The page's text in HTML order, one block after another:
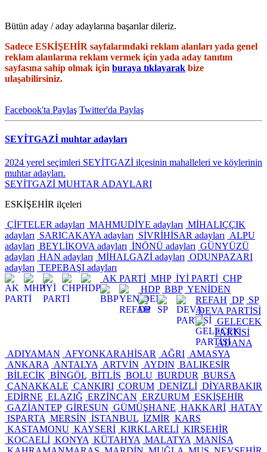
Bütün aday / aday adaylarına başarılar dileriz.
Sadece ESKİŞEHİR sayfalarındaki reklam alanları yada genel
reklam alanlarına reklam vermek için yada aday tanıtım
sayfasına sahip olmak için buraya tıklayarak bize
ulaşabilirsiniz.
Facebook'ta Paylaş Twitter'da Paylaş
SEYİTGAZİ muhtar adayları
2024 yerel seçimleri SEYİTGAZİ ilçesinin mahalleleri ve köylerinin
muhtar adayları.
SEYİTGAZİ MUHTAR ADAYLARI
ESKİŞEHİR ilçeleri
ÇİFTELER adayları MAHMUDİYE adayları MİHALIÇÇIK
adayları SARICAKAYA adayları SİVRİHİSAR adayları ALPU
adayları BEYLİKOVA adayları İNÖNÜ adayları GÜNYÜZÜ
adayları HAN adayları MİHALGAZİ adayları ODUNPAZARI
adayları TEPEBAŞI adayları
AK PARTİ MHP İYİ PARTİ CHP
HDP BBP YENİDEN
REFAH DP SP
DEVA PARTİSİ
GELECEK
PARTİSİ
ADANA
ADIYAMAN AFYONKARAHİSAR AĞRI AMASYA
ANKARA ANTALYA ARTVİN AYDIN BALIKESİR
BİLECİK BİNGÖL BİTLİS BOLU BURDUR BURSA
ÇANAKKALE ÇANKIRI ÇORUM DENİZLİ DİYARBAKIR
EDİRNE ELAZIĞ ERZİNCAN ERZURUM ESKİŞEHİR
GAZİANTEP GİRESUN GÜMÜŞHANE HAKKARİ HATAY
ISPARTA MERSİN İSTANBUL İZMİR KARS
KASTAMONU KAYSERİ KIRKLARELİ KIRŞEHİR
KOCAELİ KONYA KÜTAHYA MALATYA MANİSA